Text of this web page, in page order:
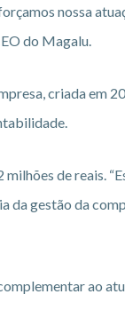
nossa
do Magalu.
criada em
de reais.
gestão da
ao